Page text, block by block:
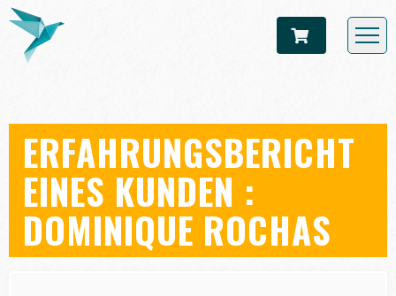
ERFAHRUNGSBERICHT
EINES KUNDEN :
DOMINIQUE ROCHAS